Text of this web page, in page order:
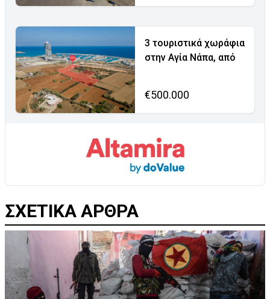
3 τουριστικά χωράφια
στην Αγία Νάπα, από
€500.000
ΣΧΕΤΙΚΑ ΑΡΘΡΑ